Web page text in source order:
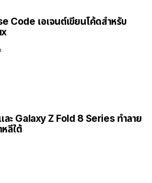
Code เอเจนต์เขียนโค้ดสำหรับ
ะ Galaxy Z Fold 8 Series ทำลาย
ลีใต้